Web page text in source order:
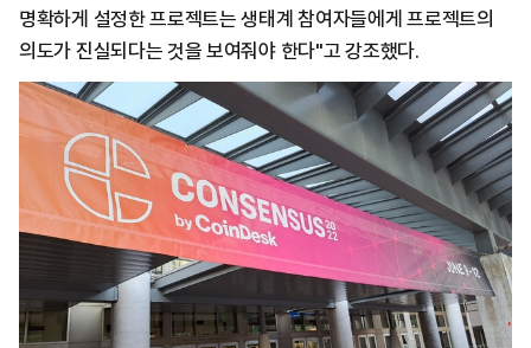
명확하게 설정한 프로젝트는 생태계 참여자들에게 프로젝트의
의도가 진실되다는 것을 보여줘야 한다"고 강조했다.